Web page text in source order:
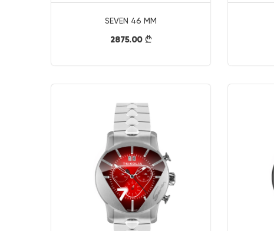
SEVEN 46 MM
2875.00 }